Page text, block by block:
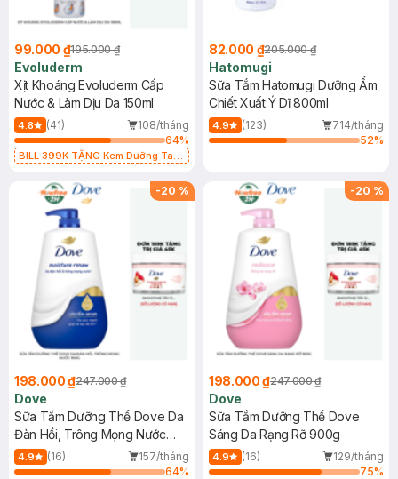
99.000 ₫195.000 ₫
Evoluderm
Xịt Khoáng Evoluderm Cấp
Nước & Làm Dịu Da 150ml
4.8 (41)
108/tháng
64%
BILL 399K TẶNG Kem Dưỡng Tay
125K (SL có hạn)
82.000 ₫205.000 ₫
Hatomugi
Sữa Tắm Hatomugi Dưỡng Ẩm
Chiết Xuất Ý Dĩ 800ml
4.9 (123)
714/tháng
52%
-20 %
198.000 ₫247.000 ₫
Dove
Sữa Tắm Dưỡng Thể Dove Da
Đàn Hồi, Trông Mọng Nước
900g
4.9 (16)
157/tháng
64%
-20 %
198.000 ₫247.000 ₫
Dove
Sữa Tắm Dưỡng Thể Dove
Sáng Da Rạng Rỡ 900g
4.9 (16)
129/tháng
75%